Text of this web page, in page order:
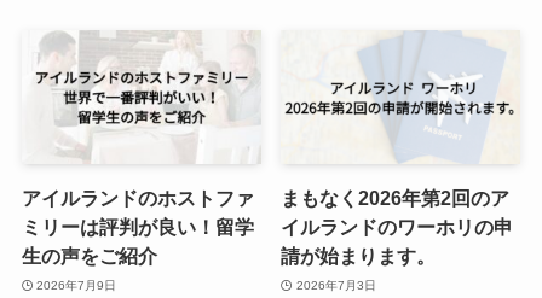
アイルランドのホストファ
ミリーは評判が良い！留学
生の声をご紹介
2026年7月9日
まもなく2026年第2回のア
イルランドのワーホリの申
請が始まります。
2026年7月3日